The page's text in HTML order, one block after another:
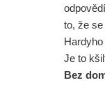
to, že se
Je to
Bez